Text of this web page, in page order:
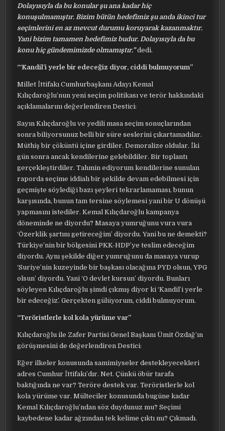
Dolayısıyla da bu konular şu ana kadar hiç
konuşulmamıştır. Bizim bütün hedefimiz şu anda ikinci tur
seçimlerini en az mevcut durumu koruyarak kazanmaktır.
Yani bizim tamamen hedefimiz budur. Dolayısıyla da bu
konu hiç gündemimizde olmamıştır.”dedi.
“‘Kandil’i yerle bir edeceğiz diyor, ciddi bulmuyorum”
Millet İttifakı Cumhurbaşkanı Adayı Kemal
Kılıçdaroğlu’nun yeni seçim politikası ve terör hakkındaki
açıklamalarını değerlendiren Destici:
Sayın Kılıçdaroğlu ve yedili masa seçim sonuçlarından
sonra biliyorsunuz belli bir süre seslerini çıkartamadılar.
Müthiş bir çöküntü içine girdiler. Demoralize oldular. İki
gün sonra ancak kendilerine gelebildiler. Bir toplantı
gerçekleştirdiler. Tahmin ediyorum kendilerine sunulan
raporda seçime iddialı bir şekilde devam edebilmesi için
geçmişte söylediği bazı şeyleri tekrarlamaması, bunun
karşısında, bunun tam tersine söylemesi yani bir U dönüşü
yapmasını istediler. Kemal Kılıçdaroğlu kampanya
döneminde ne diyordu? Masaya yumruğunu vura vura
‘Özerklik şartını getireceğim’ diyordu. Yani bu ne demekti?
Türkiye’nin bir bölgesini PKK-HDP’ye teslim edeceğim
diyordu. Aynı şekilde diğer yumruğunu da masaya vurup
‘Suriye’nin kuzeyinde bir başkası olacağına PYD olsun, YPG
olsun’ diyordu. Yani ‘O devlet kursun’ diyordu. Bunları
söyleyen Kılıçdaroğlu şimdi çıkmış diyor ki ‘Kandil’i yerle
bir edeceğiz’. Gerçekten gülüyorum, ciddi bulmuyorum.
“Teröristlerle kol kola yürüme var”
Kılıçdaroğlu ile Zafer Partisi Genel Başkanı Ümit Özdağ’ın
görüşmesini de değerlendiren Destici:
Eğer ilkeler konusunda samimiyseler destekleyecekleri
adres Cumhur İttifakı’dır. Net. Çünkü öbür tarafa
baktığında ne var? Teröre destek var. Teröristlerle kol
kola yürüme var. Mülteciler konusunda bugüne kadar
Kemal Kılıçdaroğlu’ndan söz duydunuz mu? Seçimi
kaybedene kadar ağzından tek kelime çıktı mı? Çıkmadı.